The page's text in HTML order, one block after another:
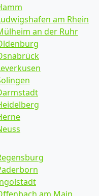
am Rhein
an der Ruhr